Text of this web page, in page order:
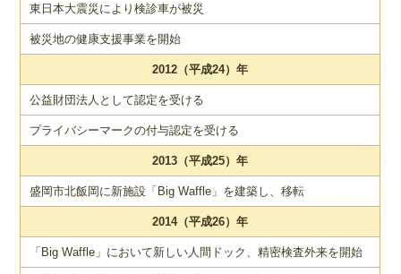
東日本大震災により検診車が被災
被災地の健康支援事業を開始
2012（平成24）年
公益財団法人として認定を受ける
プライバシーマークの付与認定を受ける
2013（平成25）年
盛岡市北飯岡に新施設「Big Waffle」を建築し、移転
2014（平成26）年
「Big Waffle」において新しい人間ドック、精密検査外来を開始